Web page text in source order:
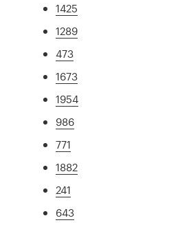
1425
1289
473
1673
1954
986
771
1882
241
643